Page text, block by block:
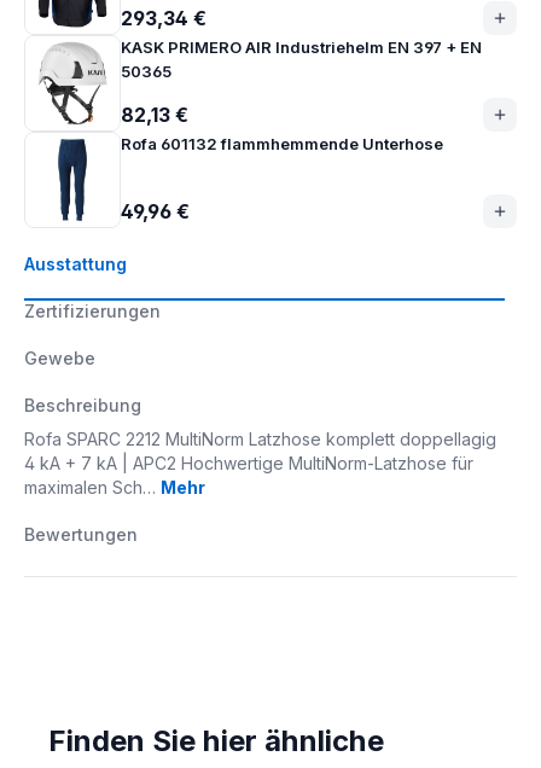
Ausstattung
Zertifizierungen
Gewebe
Beschreibung
Rofa SPARC 2212 MultiNorm Latzhose komplett doppellagig
4 kA + 7 kA | APC2 Hochwertige MultiNorm-Latzhose für
maximalen Sch… Mehr
Bewertungen
293,34 €
KASK PRIMERO AIR Industriehelm EN 397 + EN
50365
82,13 €
Rofa 601132 flammhemmende Unterhose
49,96 €
Finden Sie hier ähnliche